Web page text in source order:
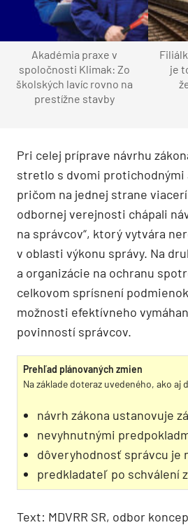
Akadémia praxe v
spoločnosti Klimak: Zo
školských lavíc rovno na
prestížne stavby
je
Pri celej príprave návrhu
stretlo s dvomi protichodnými
pričom na jednej strane
odbornej verejnosti chápali
na správcov“, ktorý vytvára
v oblasti výkonu správy. Na
a organizácie na ochranu
celkovom sprísnení
možnosti efektívneho
povinností správcov.
Prehľad plánovaných zmien
Na základe doteraz uvedeného, ako
návrh zákona ustanovuje
nevyhnutnými
dôveryhodnosť správcu je
predkladateľ po schválení
Text: MDVRR SR, odbor